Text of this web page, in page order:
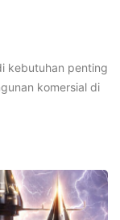
kebutuhan penting
komersial di